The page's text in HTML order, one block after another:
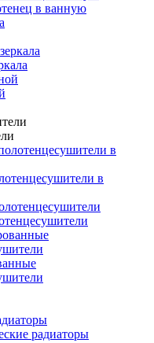
в ванную
в
радиаторы